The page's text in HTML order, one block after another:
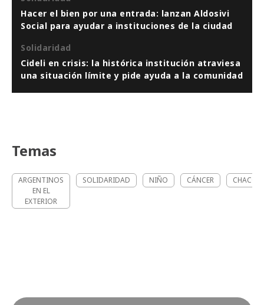
Hacer el bien por una entrada: lanzan Aldosivi
Social para ayudar a instituciones de la ciudad
Solidaridad
Cideli en crisis: la histórica institución atraviesa
una situación límite y pide ayuda a la comunidad
Temas
ARGENTINOS
EN EL
EXTERIOR
SOLIDARIDAD NIÑO CÁNCER CHACO